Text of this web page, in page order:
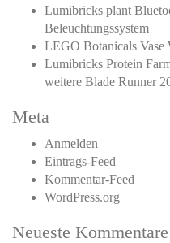
Lumibricks plant
Beleuchtungssystem
LEGO Botanicals
Lumibricks Protein
weitere Blade Runner
Meta
Anmelden
Eintrags-Feed
Kommentar-Feed
WordPress.org
Neueste Kommentare